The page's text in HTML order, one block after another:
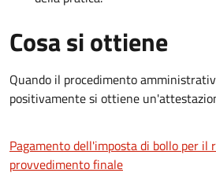
Cosa si ottiene
Quando il procedimento
positivamente si ottiene
Pagamento dell'imposta di bollo per il
provvedimento finale